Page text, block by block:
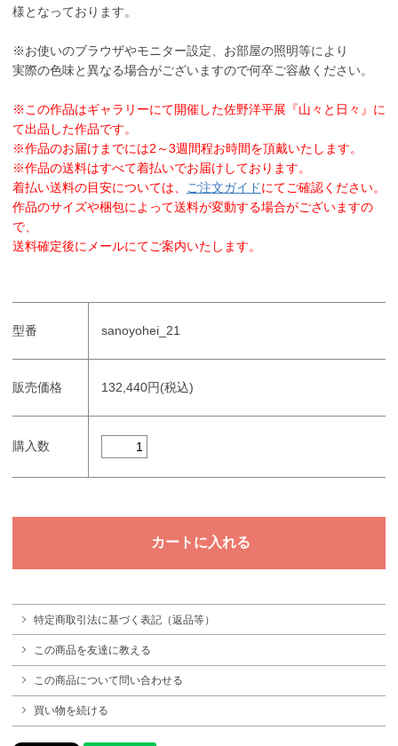
様となっております。
※お使いのブラウザやモニター設定、お部屋の照明等により
実際の色味と異なる場合がございますので何卒ご容赦ください。
※この作品はギャラリーにて開催した佐野洋平展『山々と日々』に
て出品した作品です。
※作品のお届けまでには2～3週間程お時間を頂戴いたします。
※作品の送料はすべて着払いでお届けしております。
着払い送料の目安については、
ご注文ガイドにてご確認ください。
作品のサイズや梱包によって送料が変動する場合がございますの
で、
送料確定後にメールにてご案内いたします。
型番 sanoyohei_21
販売価格 132,440円(税込)
購入数
特定商取引法に基づく表記（返品等）
この商品を友達に教える
この商品について問い合わせる
買い物を続ける